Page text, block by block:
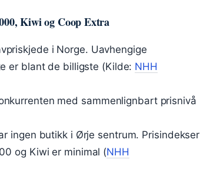
Kiwi og Coop Extra
i Norge. Uavhengige
er blant de billigste (Kilde: NHH
med sammenlignbart prisnivå
ingen butikk i Ørje sentrum. Prisindekser
og Kiwi er minimal (NHH